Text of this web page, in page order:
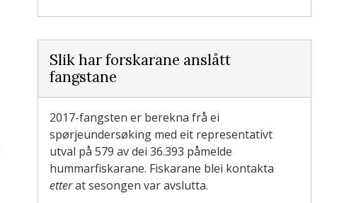
Slik har forskarane anslått
fangstane
2017-fangsten er berekna frå ei
spørjeundersøking med eit representativt
utval på 579 av dei 36.393 påmelde
hummarfiskarane. Fiskarane blei kontakta
etterat sesongen var avslutta.